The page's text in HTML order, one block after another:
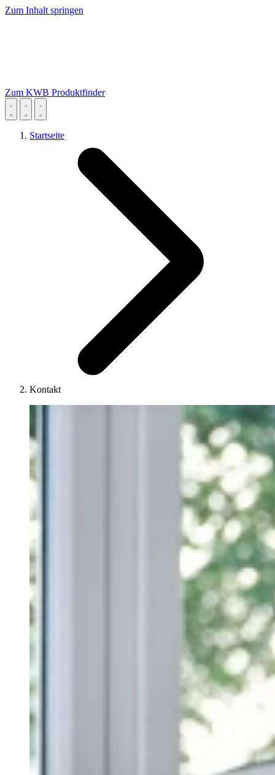
Zum Inhalt springen
Zum KWB Produktfinder
Startseite
Kontakt